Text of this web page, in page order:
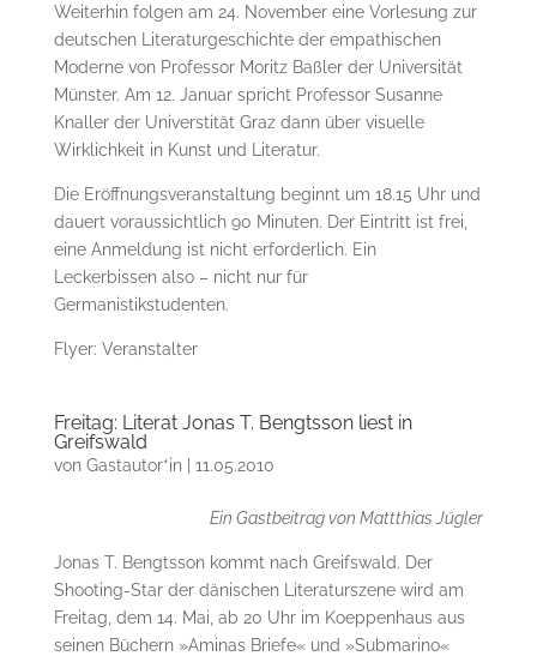
Weiterhin folgen am 24. November eine Vorlesung zur
deutschen Literaturgeschichte der empathischen
Moderne von Professor Moritz Baßler der Universität
Münster. Am 12. Januar spricht Professor Susanne
Knaller der Universtität Graz dann über visuelle
Wirklichkeit in Kunst und Literatur.
Die Eröffnungsveranstaltung beginnt um 18.15 Uhr und
dauert voraussichtlich 90 Minuten. Der Eintritt ist frei,
eine Anmeldung ist nicht erforderlich. Ein
Leckerbissen also – nicht nur für
Germanistikstudenten.
Flyer: Veranstalter
Freitag: Literat Jonas T. Bengtsson liest in
Greifswald
von Gastautor*in| 11.05.2010
Ein Gastbeitrag von Mattthias Jügler
Jonas T. Bengtsson kommt nach Greifswald. Der
Shooting-Star der dänischen Literaturszene wird am
Freitag, dem 14. Mai, ab 20 Uhr im Koeppenhaus aus
seinen Büchern »Aminas Briefe« und »Submarino«